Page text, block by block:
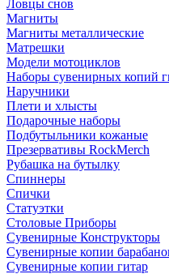
Ловцы снов
Магниты
Магниты металлические
Матрешки
Модели мотоциклов
Наборы сувенирных копий
Наручники
Плети и хлысты
Подарочные наборы
Подбутыльники кожаные
Презервативы RockMerch
Рубашка на бутылку
Спиннеры
Спички
Статуэтки
Столовые Приборы
Сувенирные Конструкторы
Сувенирные копии
Сувенирные копии гитар